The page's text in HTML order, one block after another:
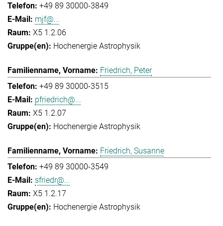
+49 89 30000-3849
mjf@...
X5 1.2.06
Hochenergie Astrophysik
Friedrich, Peter
+49 89 30000-3515
pfriedrich@...
X5 1.2.07
Hochenergie Astrophysik
Friedrich, Susanne
+49 89 30000-3549
sfriedr@...
X5 1.2.17
Hochenergie Astrophysik